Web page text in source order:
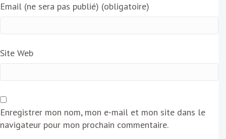
Email (ne sera pas publié) (obligatoire)
Site Web
Enregistrer mon nom, mon e-mail et mon site dans le
navigateur pour mon prochain commentaire.